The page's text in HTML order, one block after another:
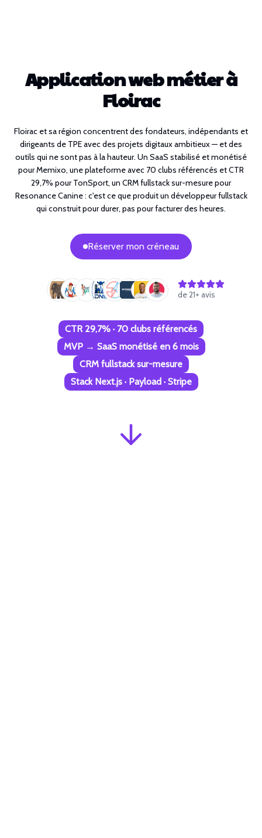
Application web métier à
Floirac
Floirac et sa région concentrent des fondateurs, indépendants et
dirigeants de TPE avec des projets digitaux ambitieux — et des
outils qui ne sont pas à la hauteur. Un SaaS stabilisé et monétisé
pour Memixo, une plateforme avec 70 clubs référencés et CTR
29,7% pour TonSport, un CRM fullstack sur-mesure pour
Resonance Canine : c'est ce que produit un développeur fullstack
qui construit pour durer, pas pour facturer des heures.
Réserver mon créneau
de21+ avis
CTR 29,7% · 70 clubs référencés
MVP → SaaS monétisé en 6 mois
CRM fullstack sur-mesure
Stack Next.js · Payload · Stripe